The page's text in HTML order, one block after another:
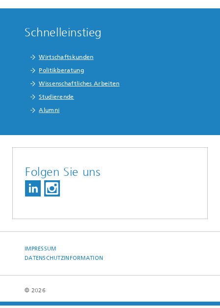
Schnelleinstieg
Wirtschaftskunden
Politikberatung
Wissenschaftliches Arbeiten
Studierende
Alumni
Folgen Sie uns
IMPRESSUM
DATENSCHUTZINFORMATION
© 2026